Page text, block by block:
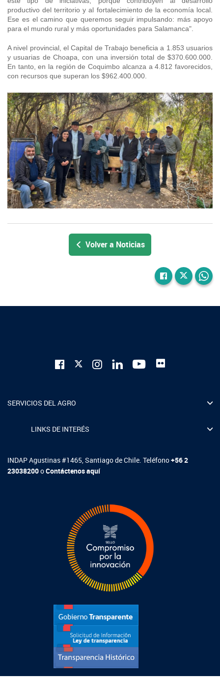
productivo del territorio y al fortalecimiento de la economía local.
Ese es el camino que queremos seguir impulsando: más apoyo
para el mundo rural y más oportunidades para Salamanca".
A nivel provincial, el Capital de Trabajo beneficia a 1.853 usuarios
y usuarias de Choapa, con una inversión total de $370.600.000.
En tanto, en la región de Coquimbo alcanza a 4.812 favorecidos,
con recursos que superan los $962.400.000.
Volver a Noticias
SERVICIOS DEL AGRO
LINKS DE INTERÉS
INDAP Agustinas #1465, Santiago de Chile. Teléfono+56 2
23038200oContáctenos aquí